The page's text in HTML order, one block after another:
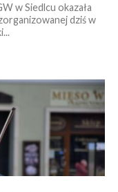
w Siedlcu okazała
dziś w